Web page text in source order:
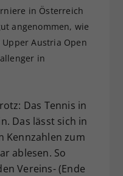
in Österreich
angenommen, wie
Austria Open
in
Das Tennis in
Das lässt sich in
Kennzahlen zum
ablesen. So
Vereins- (Ende
Ihre Consent-
anderem eine
ID, für die
Ihrer